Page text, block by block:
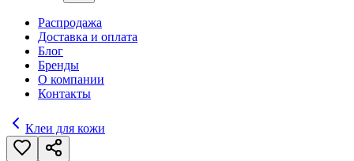
Распродажа
Доставка и оплата
Блог
Бренды
О компании
Контакты
Клеи для кожи